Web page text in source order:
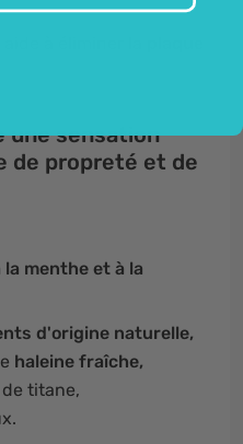
une sensation
de propreté et de
menthe et à la
d'origine naturelle,
haleine fraîche,
titane,